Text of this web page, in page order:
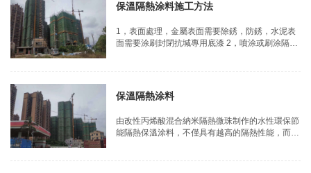
保溫隔熱涂料施工方法
1，表面處理，金屬表面需要除銹，防銹，水泥表
面需要涂刷封閉抗堿專用底漆 2，噴涂或刷涂隔熱
保溫隔熱涂料
由改性丙烯酸混合納米隔熱微珠制作的水性環保節
能隔熱保溫涂料，不僅具有越高的隔熱性能，而且